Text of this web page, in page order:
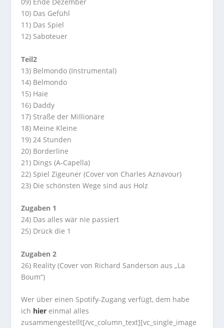
09) Ende Dezember
10) Das Gefühl
11) Das Spiel
12) Saboteuer
Teil2
13) Belmondo (Instrumental)
14) Belmondo
15) Haie
16) Daddy
17) Straße der Millionäre
18) Meine Kleine
19) 24 Stunden
20) Borderline
21) Dings (A-Capella)
22) Spiel Zigeuner (Cover von Charles Aznavour)
23) Die schönsten Wege sind aus Holz
Zugaben 1
24) Das alles wär nie passiert
25) Drück die 1
Zugaben 2
26) Reality (Cover von Richard Sanderson aus „La
Boum“)
Wer über einen Spotify-Zugang verfügt, dem habe
ich hier einmal alles
zusammengestellt[/vc_column_text][vc_single_image